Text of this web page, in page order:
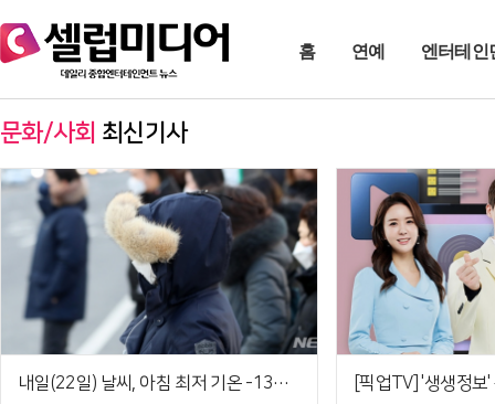
홈 연예 엔터테인
문화/사회 최신기사
내일(22일) 날씨, 아침 최저 기온 -13도…체감 온도 더 낮아